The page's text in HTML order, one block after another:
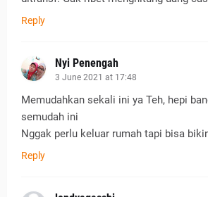
Reply
Nyi Penengah
3 June 2021 at 17:48
Memudahkan sekali ini ya Teh, hepi
semudah ini
Nggak perlu keluar rumah tapi bisa
Reply